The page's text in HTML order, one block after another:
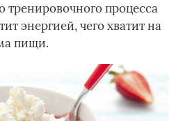
процесса
энергией, чего хватит на
пищи.